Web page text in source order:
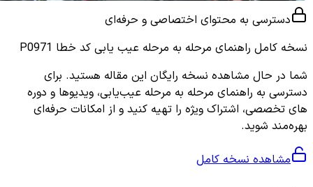
دسترسی به محتوای اختصاصی و حرفه‌ای
نسخه کامل راهنمای مرحله به مرحله عیب یابی کد خطا P0971
شما در حال مشاهده نسخه رایگان این مقاله هستید. برای
دسترسی به راهنمای مرحله به مرحله عیب‌یابی، ویدیوها و دوره
های تخصصی، اشتراک ویژه را تهیه کنید و از امکانات حرفه‌ای
بهره‌مند شوید.
مشاهده نسخه کامل